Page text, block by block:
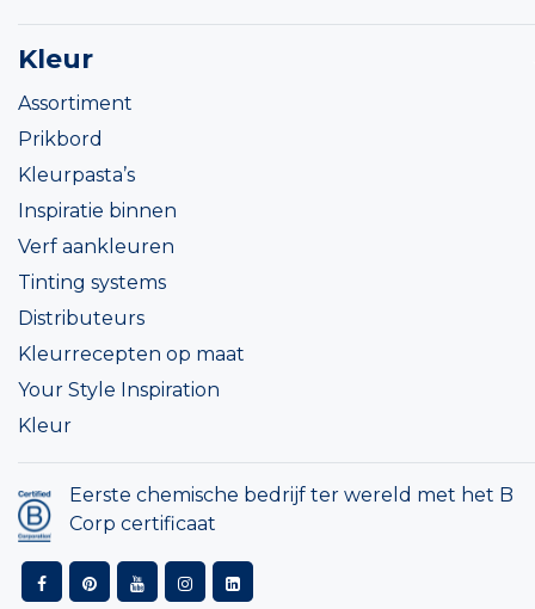
Kleur
Assortiment
Prikbord
Kleurpasta’s
Inspiratie binnen
Verf aankleuren
Tinting systems
Distributeurs
Kleurrecepten op maat
Your Style Inspiration
Kleur
Eerste chemische bedrijf ter wereld met het B
Corp certificaat